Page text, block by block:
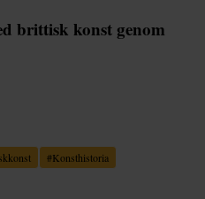
brittisk konst genom
#Konsthistoria